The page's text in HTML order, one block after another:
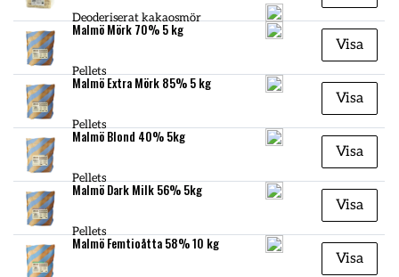
Deoderiserat kakaosmör
Malmö Mörk 70% 5 kg
Pellets
Visa
Malmö Extra Mörk 85% 5 kg
Pellets
Visa
Malmö Blond 40% 5kg
Pellets
Visa
Malmö Dark Milk 56% 5kg
Pellets
Visa
Malmö Femtioåtta 58% 10 kg
Visa